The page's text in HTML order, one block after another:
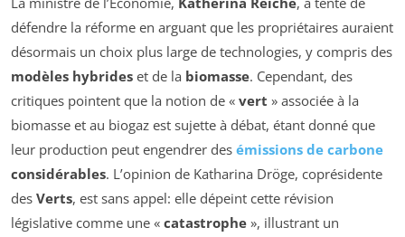
défendre la réforme en arguant que les propriétaires auraient
désormais un choix plus large de technologies, y compris des
modèles hybrides et de la biomasse. Cependant, des
critiques pointent que la notion de « vert » associée à la
biomasse et au biogaz est sujette à débat, étant donné que
leur production peut engendrer des émissions de carbone
considérables. L’opinion de Katharina Dröge, coprésidente
des Verts, est sans appel: elle dépeint cette révision
législative comme une « catastrophe », illustrant un